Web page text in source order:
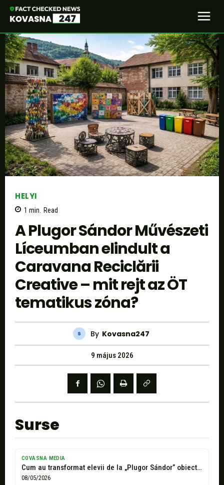
HELYI
1 min. Read
A Plugor Sándor Művészeti
Líceumban elindult a
Caravana Reciclării
Creative – mit rejt az ÖT
tematikus zóna?
By Kovasna247
9 május 2026
Surse
COVASNA MEDIA
Cum au transformat elevii de la „Plugor Sándor” obiectele reciclabile în adevărate...
08/05/2026